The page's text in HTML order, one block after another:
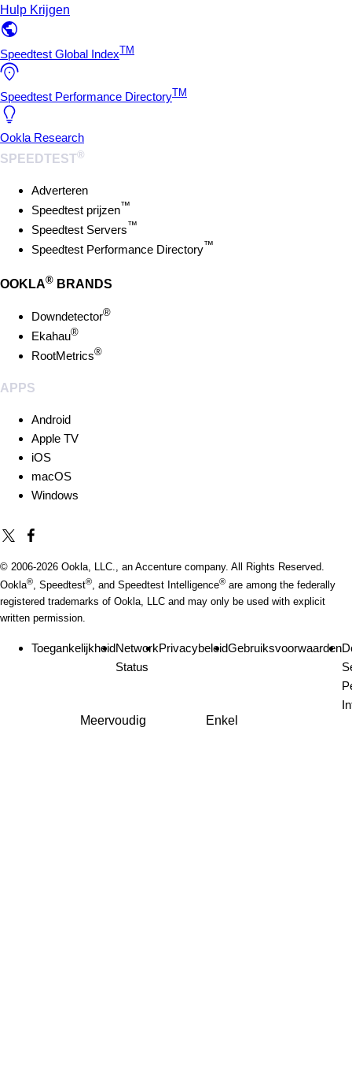
Meervoudig Enkel
Hulp Krijgen
Speedtest Global Index TM
Speedtest Performance Directory TM
Ookla Research
SPEEDTEST®
Adverteren
Speedtest prijzen™
Speedtest Servers™
Speedtest Performance Directory™
OOKLA® BRANDS
Downdetector®
Ekahau®
RootMetrics®
APPS
Android
Apple TV
iOS
macOS
Windows
© 2006-2026 Ookla, LLC., an Accenture company. All Rights Reserved.
Ookla®, Speedtest®, and Speedtest Intelligence® are among the federally
registered trademarks of Ookla, LLC and may only be used with explicit
written permission.
ToegankelijkheidNetwork
Status
PrivacybeleidGebruiksvoorwaarden